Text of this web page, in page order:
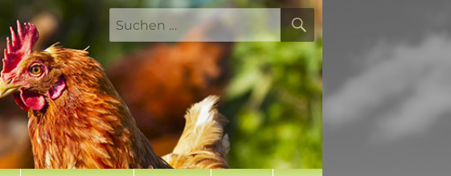
Suchen
nach:
SUCHEN